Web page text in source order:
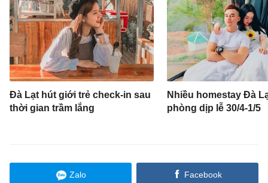
Đà Lạt hút giới trẻ check-in sau
thời gian trầm lắng
Nhiều homestay Đà
phòng dịp lễ 30/4-1/5
Zalo Facebook